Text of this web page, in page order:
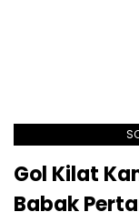
Gol Kilat
Babak